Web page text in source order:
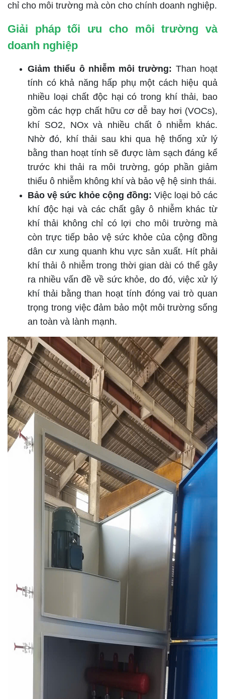
chỉ cho môi trường mà còn cho chính doanh nghiệp.
Giải pháp tối ưu cho môi trường và
doanh nghiệp
Giảm thiểu ô nhiễm môi trường: Than hoạt
tính có khả năng hấp phụ một cách hiệu quả
nhiều loại chất độc hại có trong khí thải, bao
gồm các hợp chất hữu cơ dễ bay hơi (VOCs),
khí SO2, NOx và nhiều chất ô nhiễm khác.
Nhờ đó, khí thải sau khi qua hệ thống xử lý
bằng than hoạt tính sẽ được làm sạch đáng kể
trước khi thải ra môi trường, góp phần giảm
thiểu ô nhiễm không khí và bảo vệ hệ sinh thái.
Bảo vệ sức khỏe cộng đồng: Việc loại bỏ các
khí độc hại và các chất gây ô nhiễm khác từ
khí thải không chỉ có lợi cho môi trường mà
còn trực tiếp bảo vệ sức khỏe của cộng đồng
dân cư xung quanh khu vực sản xuất. Hít phải
khí thải ô nhiễm trong thời gian dài có thể gây
ra nhiều vấn đề về sức khỏe, do đó, việc xử lý
khí thải bằng than hoạt tính đóng vai trò quan
trọng trong việc đảm bảo một môi trường sống
an toàn và lành mạnh.